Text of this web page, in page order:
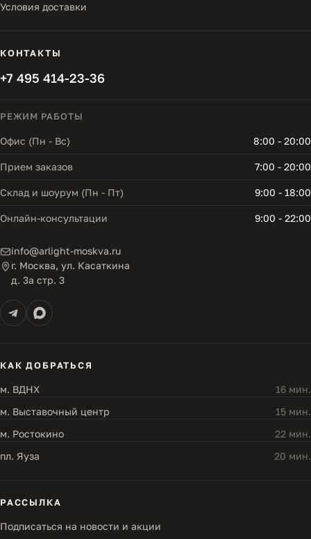
Условия доставки
КОНТАКТЫ
+7 495 414-23-36
РЕЖИМ РАБОТЫ
Офис (Пн - Вс) 8:00 - 20:00
Прием заказов 7:00 - 20:00
Склад и шоурум (Пн - Пт) 9:00 - 18:00
Онлайн-консультации 9:00 - 22:00
info@arlight-moskva.ru
г. Москва, ул. Касаткина
д. 3а стр. 3
КАК ДОБРАТЬСЯ
м. ВДНХ
16 мин.
м. Выставочный центр
15 мин.
м. Ростокино
22 мин.
пл. Яуза
20 мин.
РАССЫЛКА
Подписаться на новости и акции